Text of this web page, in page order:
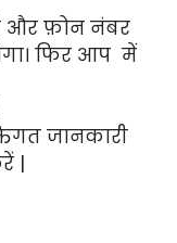
और फ़ोन नंबर
फिर आप में
जानकारी
|